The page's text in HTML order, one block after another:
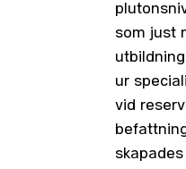
som just
ur
vid